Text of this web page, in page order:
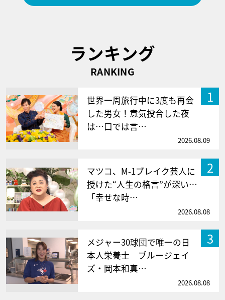
ランキング
RANKING
1
世界一周旅行中に3度も再会
した男女！意気投合した夜
は…口では言…
2026.08.09
2
マツコ、M-1ブレイク芸人に
授けた“人生の格言”が深い…
「幸せな時…
2026.08.08
3
メジャー30球団で唯一の日
本人栄養士 ブルージェイ
ズ・岡本和真…
2026.08.08